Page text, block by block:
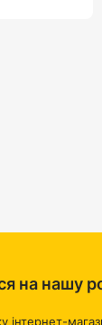
на нашу
інтернет-